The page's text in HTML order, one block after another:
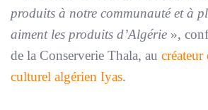
produits à notre communauté et à
aiment les produits d’Algérie »,
de la Conserverie Thala, au créateur
culturel algérien Iyas.